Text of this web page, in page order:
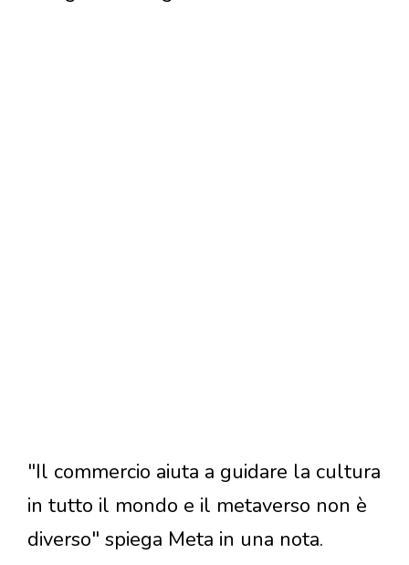
"Il commercio aiuta a guidare la cultura
in tutto il mondo e il metaverso non è
diverso" spiega Meta in una nota.